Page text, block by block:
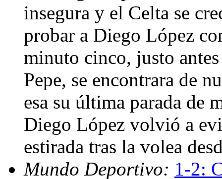
insegura y el Celta se
probar a Diego López
minuto cinco, justo
Pepe, se encontrara de
esa su última parada de
Diego López volvió a
estirada tras la volea
Mundo Deportivo: 1-2: